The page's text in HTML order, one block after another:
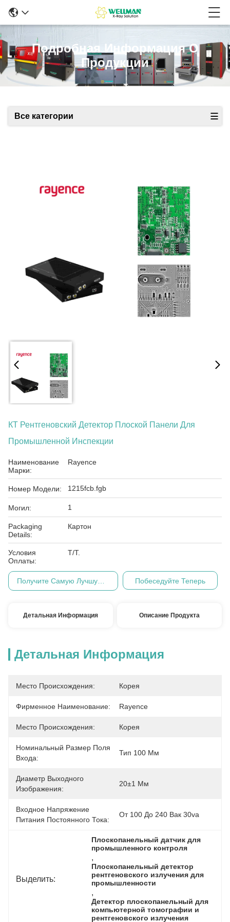
Подробная Информация О
Продукции
Все категории
КТ Рентгеновский Детектор Плоской Панели Для
Промышленной Инспекции
Наименование
Марки:
Rayence
Номер Модели: 1215fcb.fgb
Могил: 1
Packaging
Details:
Картон
Условия
Оплаты:
T/T.
Побеседуйте Теперь
Детальная Информация Описание Продукта
Детальная Информация
Место Происхождения: Корея
Фирменное Наименование: Rayence
Место Происхождения: Корея
Номинальный Размер Поля
Входа:
Тип 100 Мм
Диаметр Выходного
Изображения:
20±1 Мм
Входное Напряжение
Питания Постоянного Тока:
От 100 До 240 Вак 30va
Выделить:
Плоскопанельный датчик для
промышленного контроля
,
Плоскопанельный детектор
рентгеновского излучения для
промышленности
,
Детектор плоскопанельный для
компьютерной томографии и
рентгеновского излучения